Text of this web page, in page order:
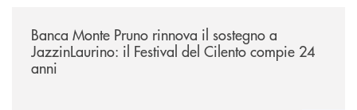
Banca Monte Pruno rinnova il sostegno a
JazzinLaurino: il Festival del Cilento compie 24
anni